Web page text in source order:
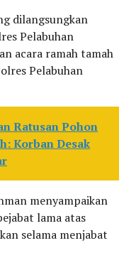
dilangsungkan
Pelabuhan
acara ramah tamah
Pelabuhan
Ratusan Pohon
Korban Desak
menyampaikan
lama atas
selama menjabat